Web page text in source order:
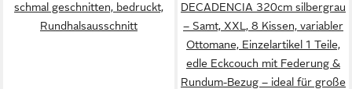
schmal geschnitten, bedruckt,
Rundhalsausschnitt
DECADENCIA 320cm silbergrau
– Samt, XXL, 8 Kissen, variabler
Ottomane, Einzelartikel 1 Teile,
edle Eckcouch mit Federung &
Rundum-Bezug – ideal für große